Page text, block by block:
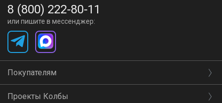
8 (800) 222-80-11
или пишите в мессенджер:
Покупателям
Проекты Колбы